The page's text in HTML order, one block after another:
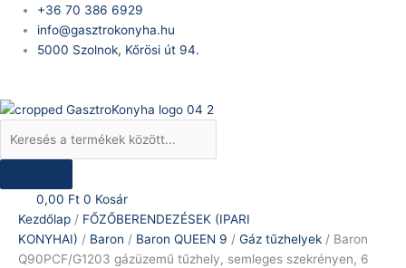
content
+36 70 386 6929
info@gasztrokonyha.hu
5000 Szolnok, Kőrösi út 94.
Products
search
0,00 Ft 0 Kosár
Kezdőlap / FŐZŐBERENDEZÉSEK (IPARI
KONYHAI) / Baron / Baron QUEEN 9 / Gáz tűzhelyek / Baron
Q90PCF/G1203 gázüzemű tűzhely, semleges szekrényen, 6
Baron
Q90PCF/G1203
gázüzemű
szekrényen,
égős,
KW
mennyiség